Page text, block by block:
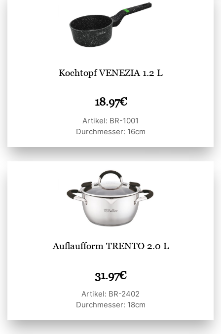
Kochtopf VENEZIA 1.2 L
18.97€
Artikel: BR-1001
Durchmesser: 16cm
Auflaufform TRENTO 2.0 L
31.97€
Artikel: BR-2402
Durchmesser: 18cm